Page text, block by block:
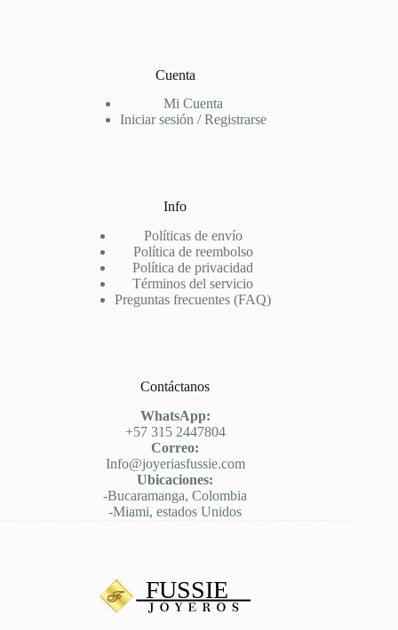
Cuenta
Mi Cuenta
Iniciar sesión / Registrarse
Info
Políticas de envío
Política de reembolso
Política de privacidad
Términos del servicio
Preguntas frecuentes (FAQ)
Contáctanos
WhatsApp:
+57 315 2447804
Correo:
Info@joyeriasfussie.com
Ubicaciones:
-Bucaramanga, Colombia
-Miami, estados Unidos